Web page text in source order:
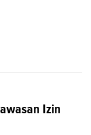
Izin